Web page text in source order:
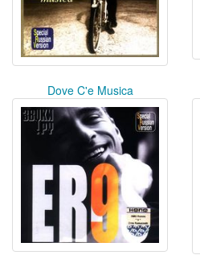
Dove C'e Musica